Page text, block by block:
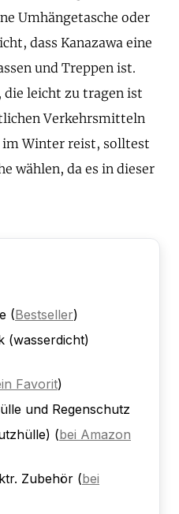
Umhängetasche oder
dass Kanazawa eine
und Treppen ist.
die leicht zu tragen ist
Verkehrsmitteln
im Winter reist, solltest
wählen, da es in dieser
(Bestseller)
(wasserdicht)
Favorit)
und Regenschutz
(bei Amazon
Zubehör (bei